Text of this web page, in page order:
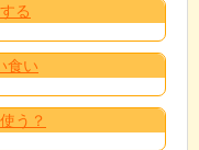
る
食い
う？